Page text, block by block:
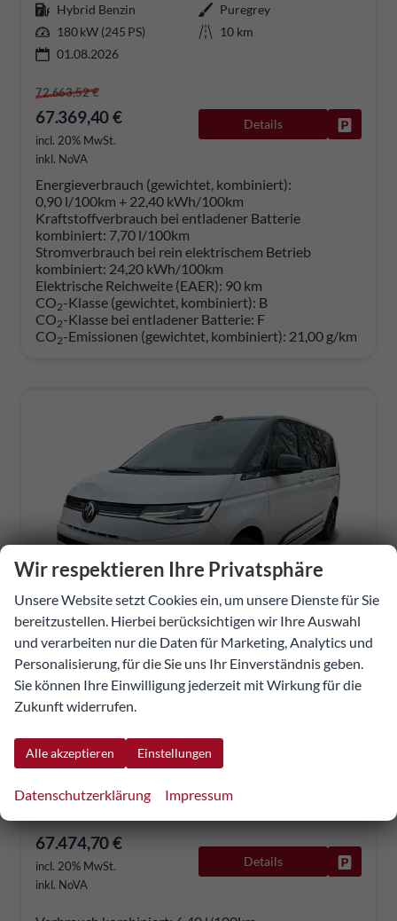
Hybrid Benzin
Puregrey
180 kW (245 PS)
10 km
01.08.2026
72.663,52 €
67.369,40 €
incl. 20% MwSt.
inkl. NoVA
Details
Energieverbrauch (gewichtet, kombiniert):
0,90 l/100km + 22,40 kWh/100km
Kraftstoffverbrauch bei entladener Batterie
kombiniert: 7,70 l/100km
Stromverbrauch bei rein elektrischem Betrieb
kombiniert: 24,20 kWh/100km
Elektrische Reichweite (EAER): 90 km
CO2-Klasse (gewichtet, kombiniert): B
CO2-Klasse bei entladener Batterie: F
CO2-Emissionen (gewichtet, kombiniert): 21,00 g/km
Volkswagen T7 Multivan
Business LANG 7SITZER+MATRIX+AHK+KAMERA+SHZ+17" ALU
unverbindliche Lieferzeit:13.08.2026 Neuwagen mit Tageszulassung
Diesel
110 kW (150 PS)
1.000 km
13.07.2026
67.474,70 €
incl. 20% MwSt.
inkl. NoVA
Details
Wir respektieren Ihre Privatsphäre
Unsere Website setzt Cookies ein, um unsere Dienste für Sie
bereitzustellen. Hierbei berücksichtigen wir Ihre Auswahl
und verarbeiten nur die Daten für Marketing, Analytics und
Personalisierung, für die Sie uns Ihr Einverständnis geben.
Sie können Ihre Einwilligung jederzeit mit Wirkung für die
Zukunft widerrufen.
Alle akzeptieren Einstellungen
Datenschutzerklärung Impressum